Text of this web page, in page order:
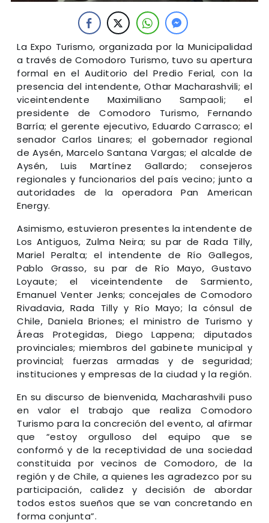
La Expo Turismo, organizada por la Municipalidad
a través de Comodoro Turismo, tuvo su apertura
formal en el Auditorio del Predio Ferial, con la
presencia del intendente, Othar Macharashvili; el
viceintendente Maximiliano Sampaoli; el
presidente de Comodoro Turismo, Fernando
Barría; el gerente ejecutivo, Eduardo Carrasco; el
senador Carlos Linares; el gobernador regional
de Aysén, Marcelo Santana Vargas; el alcalde de
Aysén, Luis Martínez Gallardo; consejeros
regionales y funcionarios del país vecino; junto a
autoridades de la operadora Pan American
Energy.
Asimismo, estuvieron presentes la intendente de
Los Antiguos, Zulma Neira; su par de Rada Tilly,
Mariel Peralta; el intendente de Río Gallegos,
Pablo Grasso, su par de Río Mayo, Gustavo
Loyaute; el viceintendente de Sarmiento,
Emanuel Venter Jenks; concejales de Comodoro
Rivadavia, Rada Tilly y Río Mayo; la cónsul de
Chile, Daniela Briones; el ministro de Turismo y
Áreas Protegidas, Diego Lappena; diputados
provinciales; miembros del gabinete municipal y
provincial; fuerzas armadas y de seguridad;
instituciones y empresas de la ciudad y la región.
En su discurso de bienvenida, Macharashvili puso
en valor el trabajo que realiza Comodoro
Turismo para la concreción del evento, al afirmar
que “estoy orgulloso del equipo que se
conformó y de la receptividad de una sociedad
constituida por vecinos de Comodoro, de la
región y de Chile, a quienes les agradezco por su
participación, calidez y decisión de abordar
todos estos sueños que se van concretando en
forma conjunta”.